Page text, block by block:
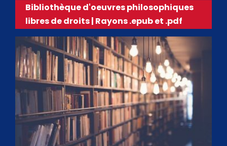
Bibliothèque d'oeuvres philosophiques
libres de droits | Rayons .epub et .pdf